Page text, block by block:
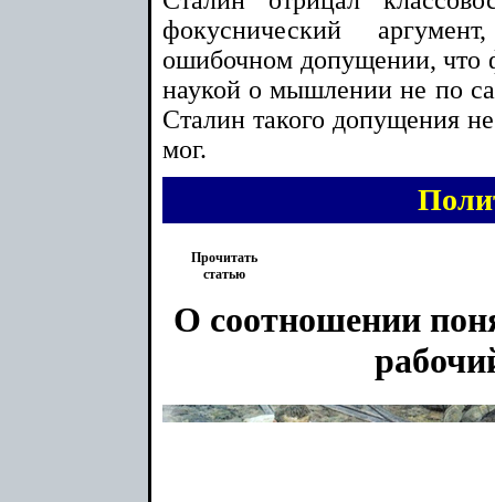
фокуснический
ошибочном допущении, что
наукой о мышлении не по
Сталин такого допущения
мог.
Прочитать
статью
О соотношении